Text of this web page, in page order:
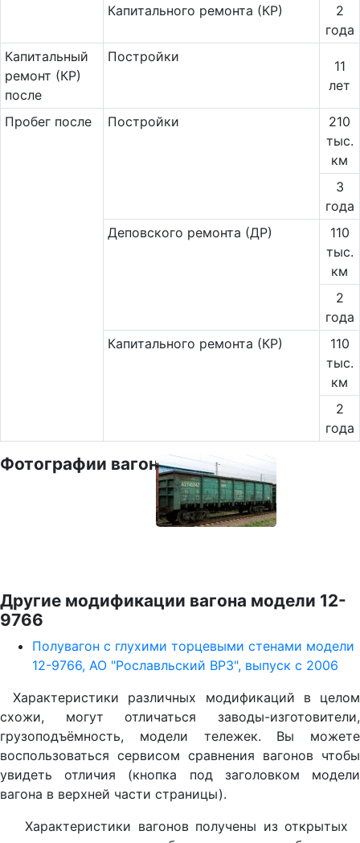
Капитального ремонта (КР)
2
года
Ка­пи­таль­ный
ремонт (КР)
после
Постройки
11
лет
Пробег после Постройки
210
тыс.
км
3
года
Деповского ремонта (ДР)
110
тыс.
км
2
года
Капитального ремонта (КР)
110
тыс.
км
2
года
Фотографии вагона
Другие модификации вагона модели 12-
9766
Полувагон с глухими торцевыми стенами модели
12-9766, АО "Рославльский ВРЗ", выпуск с 2006
Характеристики различных модификаций в целом
схожи, могут отличаться заводы-изготовители,
грузоподъёмность, модели тележек. Вы можете
воспользоваться сервисом сравнения вагонов чтобы
увидеть отличия (кнопка под заголовком модели
вагона в верхней части страницы).
Характеристики вагонов получены из открытых